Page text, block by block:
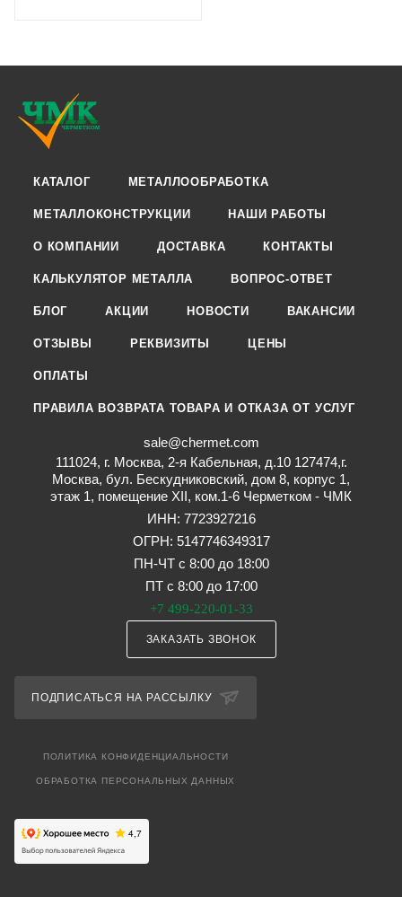
КАТАЛОГ МЕТАЛЛООБРАБОТКА
МЕТАЛЛОКОНСТРУКЦИИ НАШИ РАБОТЫ
О КОМПАНИИ ДОСТАВКА КОНТАКТЫ
КАЛЬКУЛЯТОР МЕТАЛЛА ВОПРОС-ОТВЕТ
БЛОГ АКЦИИ НОВОСТИ ВАКАНСИИ
ОТЗЫВЫ РЕКВИЗИТЫ ЦЕНЫ
ОПЛАТЫ
ПРАВИЛА ВОЗВРАТА ТОВАРА И ОТКАЗА ОТ УСЛУГ
sale@chermet.com
111024, г. Москва, 2-я Кабельная, д.10 127474,г.
Москва, бул. Бескудниковский, дом 8, корпус 1,
этаж 1, помещение XII, ком.1-6 Черметком - ЧМК
ИНН: 7723927216
ОГРН: 5147746349317
ПН-ЧТ с 8:00 до 18:00
ПТ с 8:00 до 17:00
+7 499-220-01-33
ЗАКАЗАТЬ ЗВОНОК
ПОДПИСАТЬСЯ НА РАССЫЛКУ
ПОЛИТИКА КОНФИДЕНЦИАЛЬНОСТИ
ОБРАБОТКА ПЕРСОНАЛЬНЫХ ДАННЫХ